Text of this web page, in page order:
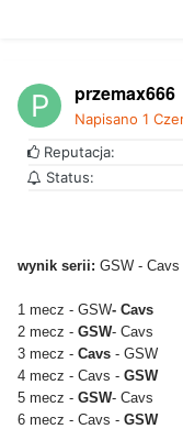
przemax666
Napisano 1
Reputacja:
Status:
wynik serii: GSW - Cavs
1 mecz - GSW- Cavs
2 mecz - GSW- Cavs
3 mecz - Cavs - GSW
4 mecz - Cavs - GSW
5 mecz - GSW- Cavs
6 mecz - Cavs - GSW